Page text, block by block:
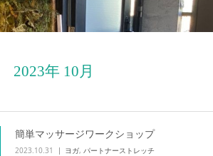
2023年 10月
簡単マッサージワークショップ
2023.10.31 ヨガ, パートナーストレッチ